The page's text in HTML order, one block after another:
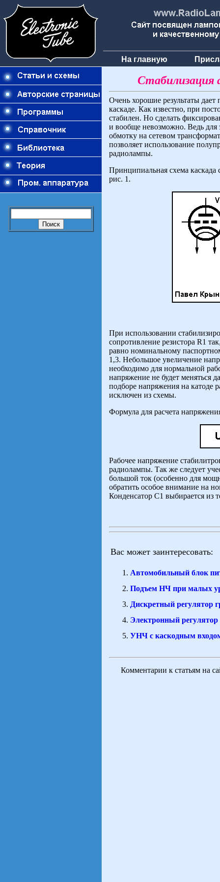
На главную
Стабилизация
Очень хорошие результаты
каскаде. Как известно, при
стабилен. Но сделать
и вообще невозможно. Ведь для
обмотку на сетевом
позволяет использование
радиолампы.
Принципиальная схема
рис. 1.
При использовании
сопротивление резистора R1
равно номинальному
1,3. Небольшое увеличение
необходимо для нормальной
напряжение не будет меняться
подборе напряжения на катоде
исключен из схемы.
Формула для расчета
Рабочее напряжение
радиолампы. Так же следует
большой ток (особенно для
обратить особое внимание на
Конденсатор C1 выбирается из
Вас может заинтересовать:
Автомобильный блок
Подъем НЧ при малых
Дискретный регулятор
Электронный
УНЧ с каскодным
Комментарии к статьям на